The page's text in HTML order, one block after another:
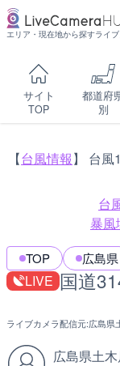
エリア・現在地から探すライ
サイト
TOP
都道府
別
【台風情報】 台風
台
暴風
TOP 広島県
LIVE 国道
ライブカメラ配信元:広島県
広島県土